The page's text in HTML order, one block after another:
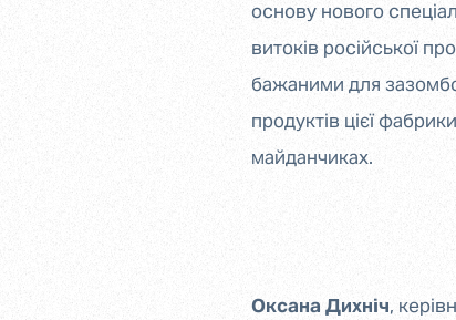
основу нового
витоків російської
бажаними для
продуктів цієї
майданчиках.
Оксана Дихніч,